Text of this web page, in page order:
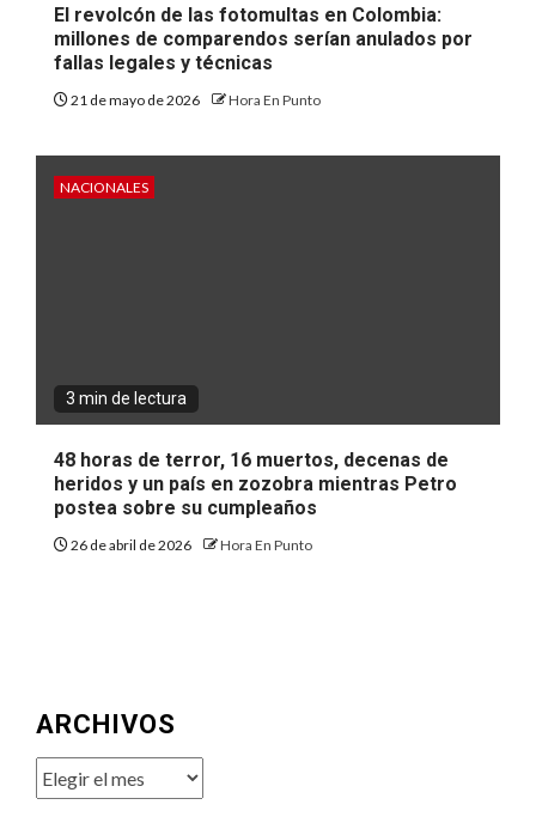
El revolcón de las fotomultas en Colombia:
millones de comparendos serían anulados por
fallas legales y técnicas
21 de mayo de 2026 Hora En Punto
NACIONALES
3 min de lectura
48 horas de terror, 16 muertos, decenas de
heridos y un país en zozobra mientras Petro
postea sobre su cumpleaños
26 de abril de 2026 Hora En Punto
ARCHIVOS
Archivos